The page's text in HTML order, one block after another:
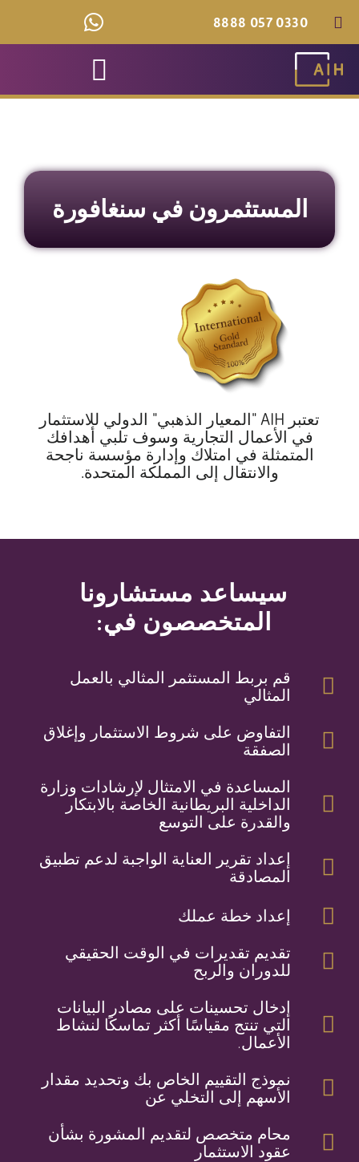
المحتوى
0330 057 8888
المستثمرون في سنغافورة
تعتبر AIH "المعيار الذهبي" الدولي للاستثمار
في الأعمال التجارية وسوف تلبي أهدافك
المتمثلة في امتلاك وإدارة مؤسسة ناجحة
والانتقال إلى المملكة المتحدة.
سيساعد مستشارونا
المتخصصون في:
قم بربط المستثمر المثالي بالعمل
المثالي
التفاوض على شروط الاستثمار وإغلاق
الصفقة
المساعدة في الامتثال لإرشادات وزارة
الداخلية البريطانية الخاصة بالابتكار
والقدرة على التوسع
إعداد تقرير العناية الواجبة لدعم تطبيق
المصادقة
إعداد خطة عملك
تقديم تقديرات في الوقت الحقيقي
للدوران والربح
إدخال تحسينات على مصادر البيانات
التي تنتج مقياسًا أكثر تماسكًا لنشاط
الأعمال.
نموذج التقييم الخاص بك وتحديد مقدار
الأسهم إلى التخلي عن
محام متخصص لتقديم المشورة بشأن
عقود الاستثمار